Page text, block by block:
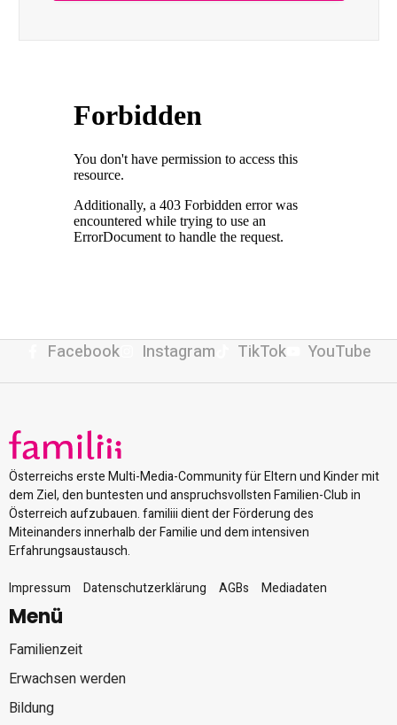
Facebook Instagram TikTok YouTube
Österreichs erste Multi-Media-Community für Eltern und Kinder mit
dem Ziel, den buntesten und anspruchsvollsten Familien-Club in
Österreich aufzubauen. familiii dient der Förderung des
Miteinanders innerhalb der Familie und dem intensiven
Erfahrungsaustausch.
Impressum
Datenschutzerklärung AGBs Mediadaten
Menü
Familienzeit
Erwachsen werden
Bildung